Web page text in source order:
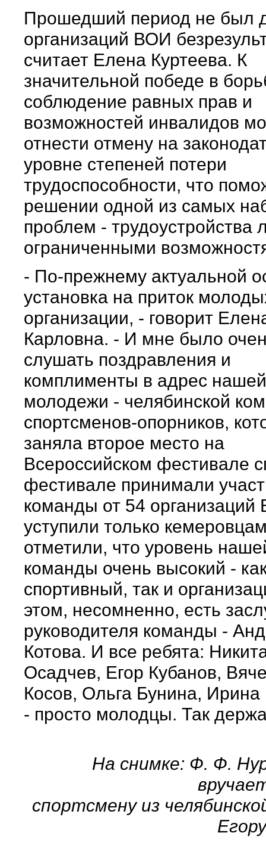
Прошедший период не был
организаций ВОИ
считает Елена Куртеева. К
значительной победе в
соблюдение равных прав и
возможностей инвалидов
отнести отмену на
уровне степеней потери
трудоспособности, что
решении одной из самых
проблем - трудоустройства
ограниченными
- По-прежнему актуальной
установка на приток
организации, - говорит
Карловна. - И мне было
слушать поздравления и
комплименты в адрес нашей
молодежи - челябинской
спортсменов-опорников,
заняла второе место на
Всероссийском фестивале
фестивале принимали
команды от 54
уступили только
отметили, что уровень
команды очень высокий -
спортивный, так и
этом, несомненно, есть
руководителя команды -
Котова. И все ребята:
Осадчев, Егор Кубанов,
Косов, Ольга Бунина,
- просто молодцы. Так
На снимке: Ф. Ф.
спортсмену из